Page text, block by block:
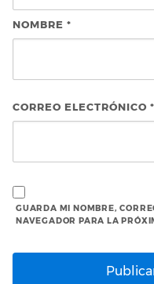
NOMBRE *
CORREO ELECTRÓNICO *
GUARDA MI NOMBRE,
NAVEGADOR PARA LA